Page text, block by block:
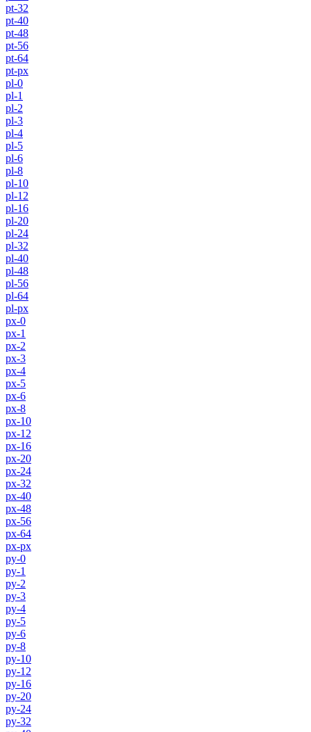
pt-32
pt-40
pt-48
pt-56
pt-64
pt-px
pl-0
pl-1
pl-2
pl-3
pl-4
pl-5
pl-6
pl-8
pl-10
pl-12
pl-16
pl-20
pl-24
pl-32
pl-40
pl-48
pl-56
pl-64
pl-px
px-0
px-1
px-2
px-3
px-4
px-5
px-6
px-8
px-10
px-12
px-16
px-20
px-24
px-32
px-40
px-48
px-56
px-64
px-px
py-0
py-1
py-2
py-3
py-4
py-5
py-6
py-8
py-10
py-12
py-16
py-20
py-24
py-32